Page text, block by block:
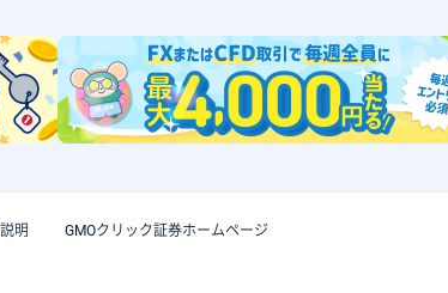
明 GMOクリック証券ホームページ